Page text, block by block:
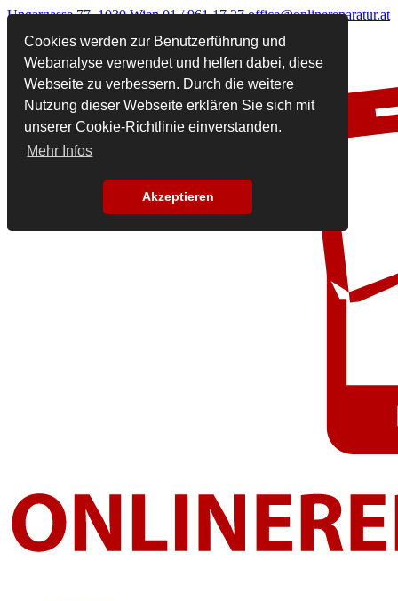
Cookies werden zur Benutzerführung und
Webanalyse verwendet und helfen dabei, diese
Webseite zu verbessern. Durch die weitere
Nutzung dieser Webseite erklären Sie sich mit
unserer Cookie-Richtlinie einverstanden.
Mehr Infos
Akzeptieren
Ungargasse 77, 1030 Wien 01 / 961 17 27 office@onlinereparatur.at